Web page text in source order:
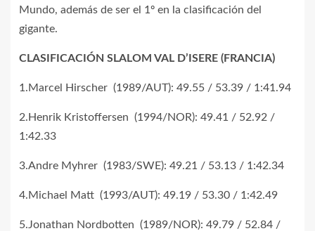
Mundo, además de ser el 1º en la clasificación del
gigante.
CLASIFICACIÓN SLALOM VAL D’ISERE (FRANCIA)
1.Marcel Hirscher (1989/AUT): 49.55 / 53.39 / 1:41.94
2.Henrik Kristoffersen (1994/NOR): 49.41 / 52.92 /
1:42.33
3.Andre Myhrer (1983/SWE): 49.21 / 53.13 / 1:42.34
4.Michael Matt (1993/AUT): 49.19 / 53.30 / 1:42.49
5.Jonathan Nordbotten (1989/NOR): 49.79 / 52.84 /